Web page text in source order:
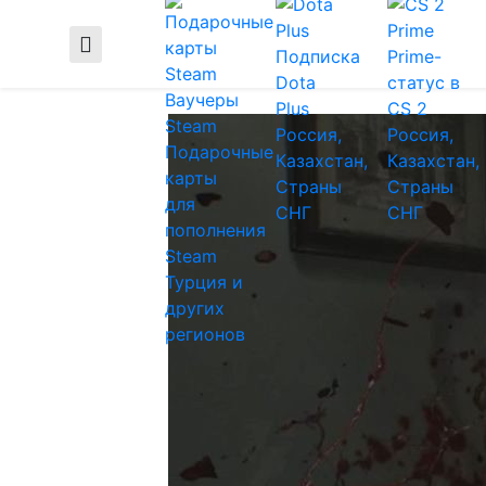
Ваучеры
Steam
Подарочные
карты
для
пополнения
Steam
Турция и
других
регионов
Подписка
Dota
Plus
Россия,
Казахстан,
Страны
СНГ
Prime-
статус в
CS 2
Россия,
Казахстан,
Страны
СНГ